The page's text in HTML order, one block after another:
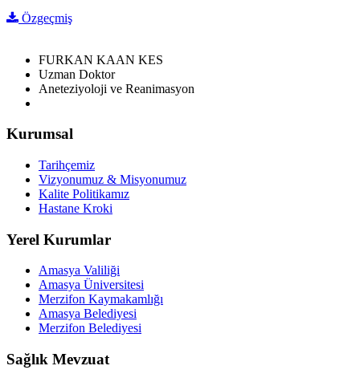
Özgeçmiş
FURKAN KAAN KES
Uzman Doktor
Aneteziyoloji ve Reanimasyon
Kurumsal
Tarihçemiz
Vizyonumuz & Misyonumuz
Kalite Politikamız
Hastane Kroki
Yerel Kurumlar
Amasya Valiliği
Amasya Üniversitesi
Merzifon Kaymakamlığı
Amasya Belediyesi
Merzifon Belediyesi
Sağlık Mevzuat